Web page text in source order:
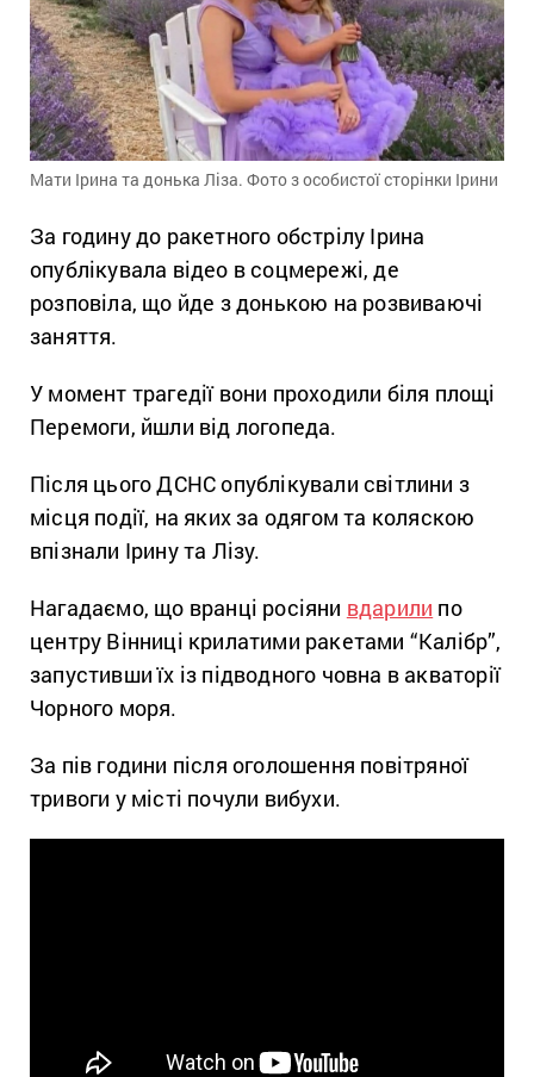
Мати Ірина та донька Ліза. Фото з особистої сторінки Ірини
За годину до ракетного обстрілу Ірина
опублікувала відео в соцмережі, де
розповіла, що йде з донькою на розвиваючі
заняття.
У момент трагедії вони проходили біля площі
Перемоги, йшли від логопеда.
Після цього ДСНС опублікували світлини з
місця події, на яких за одягом та коляскою
впізнали Ірину та Лізу.
Нагадаємо, що вранці росіяни вдарили по
центру Вінниці крилатими ракетами “Калібр”,
запустивши їх із підводного човна в акваторії
Чорного моря.
За пів години після оголошення повітряної
тривоги у місті почули вибухи.